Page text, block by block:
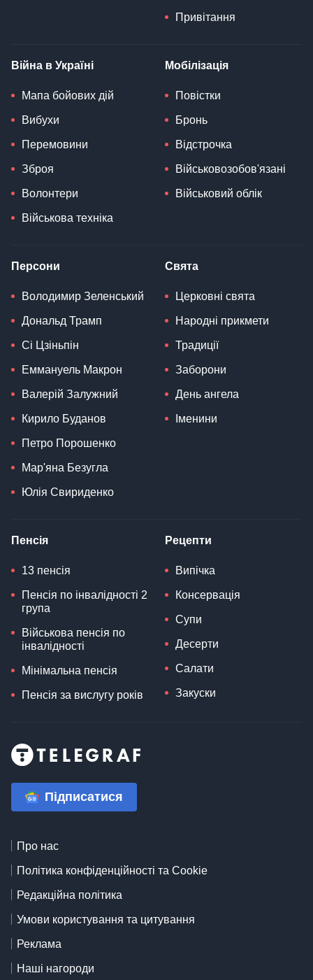
Привітання
Війна в Україні
Мапа бойових дій
Вибухи
Перемовини
Зброя
Волонтери
Військова техніка
Мобілізація
Повістки
Бронь
Відстрочка
Військовозобов'язані
Військовий облік
Персони
Володимир Зеленський
Дональд Трамп
Сі Цзіньпін
Еммануель Макрон
Валерій Залужний
Кирило Буданов
Петро Порошенко
Мар'яна Безугла
Юлія Свириденко
Свята
Церковні свята
Народні прикмети
Традиції
Заборони
День ангела
Іменини
Пенсія
13 пенсія
Пенсія по інвалідності 2
група
Військова пенсія по
інвалідності
Мінімальна пенсія
Пенсія за вислугу років
Рецепти
Випічка
Консервація
Супи
Десерти
Салати
Закуски
Підписатися
Про нас
Політика конфіденційності та Cookie
Редакційна політика
Умови користування та цитування
Реклама
Наші нагороди